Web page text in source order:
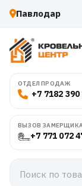
ОТДЕЛ ПРОДАЖ
+7 7182 390
ВЫЗОВ
+7 771 072